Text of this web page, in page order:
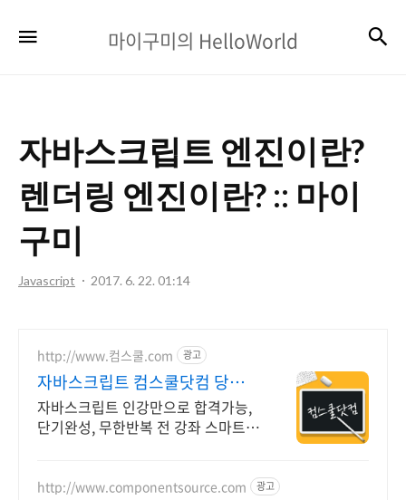
이
의
HelloWorld
마이구미의 HelloWorld
자바스크립트 엔진이란?
렌더링 엔진이란? :: 마이
구미
Javascript 2017. 6. 22. 01:14
http://www.컴스쿨.com 광고
자바스크립트 컴스쿨닷컴 당일
신청&결제시 기프티콘!
자바스크립트 인강만으로 합격가능,
단기완성, 무한반복 전 강좌 스마트폰
http://www.componentsource.com 광고